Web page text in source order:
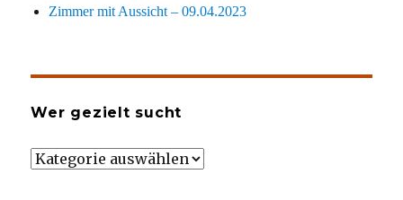
Zimmer mit Aussicht – 09.04.2023
Wer gezielt sucht
Wer